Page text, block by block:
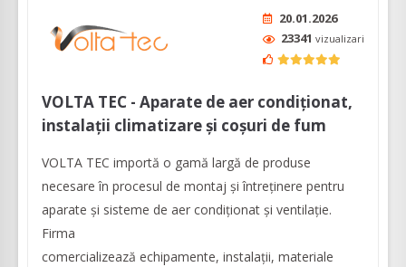
20.01.2026
23341 vizualizari
VOLTA TEC - Aparate de aer condiționat,
instalații climatizare și coșuri de fum
VOLTA TEC importă o gamă largă de produse
necesare în procesul de montaj și întreținere pentru
aparate și sisteme de aer condiționat și ventilație.
Firma
comercializează echipamente, instalații, materiale